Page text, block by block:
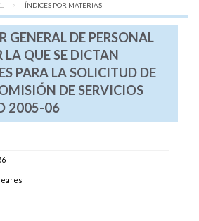
AQUÍ:
ÍNDICES POR MATERIAS
GENERAL DE PERSONAL
LA QUE SE DICTAN
PARA LA SOLICITUD DE
DE SERVICIOS
2005-06